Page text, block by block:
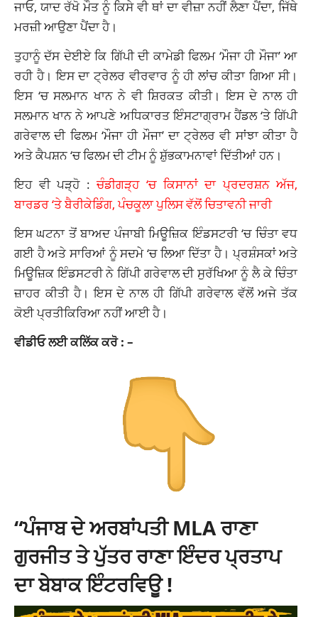
ਜਾਓ, ਯਾਦ ਰੱਖੋ ਮੌਤ ਨੂੰ ਕਿਸੇ ਵੀ ਥਾਂ ਦਾ ਵੀਜ਼ਾ ਨਹੀਂ ਲੈਣਾ ਪੈਂਦਾ, ਜਿੱਥੇ
ਮਰਜ਼ੀ ਆਉਣਾ ਪੈਂਦਾ ਹੈ।
ਤੁਹਾਨੂੰ ਦੱਸ ਦੇਈਏ ਕਿ ਗਿੱਪੀ ਦੀ ਕਾਮੇਡੀ ਫਿਲਮ ‘ਮੌਜਾ ਹੀ ਮੌਜਾ’ ਆ
ਰਹੀ ਹੈ। ਇਸ ਦਾ ਟ੍ਰੇਲਰ ਵੀਰਵਾਰ ਨੂੰ ਹੀ ਲਾਂਚ ਕੀਤਾ ਗਿਆ ਸੀ।
ਇਸ ‘ਚ ਸਲਮਾਨ ਖਾਨ ਨੇ ਵੀ ਸ਼ਿਰਕਤ ਕੀਤੀ। ਇਸ ਦੇ ਨਾਲ ਹੀ
ਸਲਮਾਨ ਖਾਨ ਨੇ ਆਪਣੇ ਅਧਿਕਾਰਤ ਇੰਸਟਾਗ੍ਰਾਮ ਹੈਂਡਲ ‘ਤੇ ਗਿੱਪੀ
ਗਰੇਵਾਲ ਦੀ ਫਿਲਮ ‘ਮੌਜਾ ਹੀ ਮੌਜਾ’ ਦਾ ਟ੍ਰੇਲਰ ਵੀ ਸਾਂਝਾ ਕੀਤਾ ਹੈ
ਅਤੇ ਕੈਪਸ਼ਨ ‘ਚ ਫਿਲਮ ਦੀ ਟੀਮ ਨੂੰ ਸ਼ੁੱਭਕਾਮਨਾਵਾਂ ਦਿੱਤੀਆਂ ਹਨ।
ਇਹ ਵੀ ਪੜ੍ਹੋ :ਚੰਡੀਗੜ੍ਹ ‘ਚ ਕਿਸਾਨਾਂ ਦਾ ਪ੍ਰਦਰਸ਼ਨ ਅੱਜ,
ਬਾਰਡਰ ‘ਤੇ ਬੈਰੀਕੇਡਿੰਗ, ਪੰਚਕੂਲਾ ਪੁਲਿਸ ਵੱਲੋਂ ਚਿਤਾਵਨੀ ਜਾਰੀ
ਇਸ ਘਟਨਾ ਤੋਂ ਬਾਅਦ ਪੰਜਾਬੀ ਮਿਊਜ਼ਿਕ ਇੰਡਸਟਰੀ ‘ਚ ਚਿੰਤਾ ਵਧ
ਗਈ ਹੈ ਅਤੇ ਸਾਰਿਆਂ ਨੂੰ ਸਦਮੇ ‘ਚ ਲਿਆ ਦਿੱਤਾ ਹੈ। ਪ੍ਰਸ਼ੰਸਕਾਂ ਅਤੇ
ਮਿਊਜ਼ਿਕ ਇੰਡਸਟਰੀ ਨੇ ਗਿੱਪੀ ਗਰੇਵਾਲ ਦੀ ਸੁਰੱਖਿਆ ਨੂੰ ਲੈ ਕੇ ਚਿੰਤਾ
ਜ਼ਾਹਰ ਕੀਤੀ ਹੈ। ਇਸ ਦੇ ਨਾਲ ਹੀ ਗਿੱਪੀ ਗਰੇਵਾਲ ਵੱਲੋਂ ਅਜੇ ਤੱਕ
ਕੋਈ ਪ੍ਰਤੀਕਿਰਿਆ ਨਹੀਂ ਆਈ ਹੈ।
ਵੀਡੀਓ ਲਈ ਕਲਿੱਕ ਕਰੋ : –
“ਪੰਜਾਬ ਦੇ ਅਰਬਾਂਪਤੀ MLA ਰਾਣਾ
ਗੁਰਜੀਤ ਤੇ ਪੁੱਤਰ ਰਾਣਾ ਇੰਦਰ ਪ੍ਰਤਾਪ
ਦਾ ਬੇਬਾਕ ਇੰਟਰਵਿਊ !